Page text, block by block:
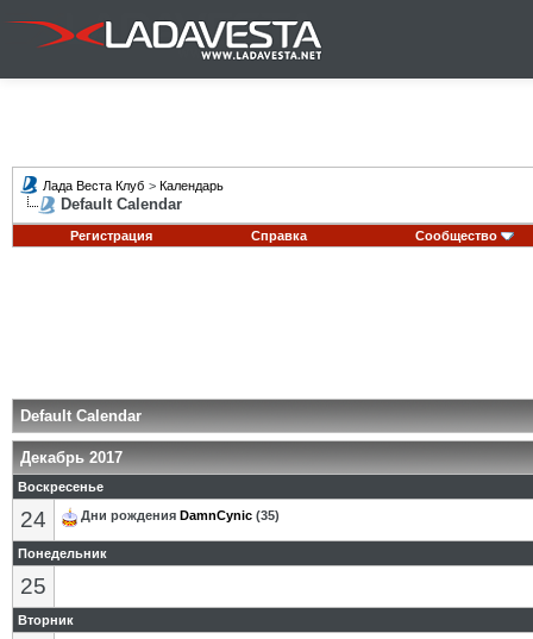
Лада Веста Клуб > Календарь
Default Calendar
Регистрация Справка Сообщество
Default Calendar
Декабрь 2017
Воскресенье
24 Дни рождения DamnCynic (35)
Понедельник
25
Вторник